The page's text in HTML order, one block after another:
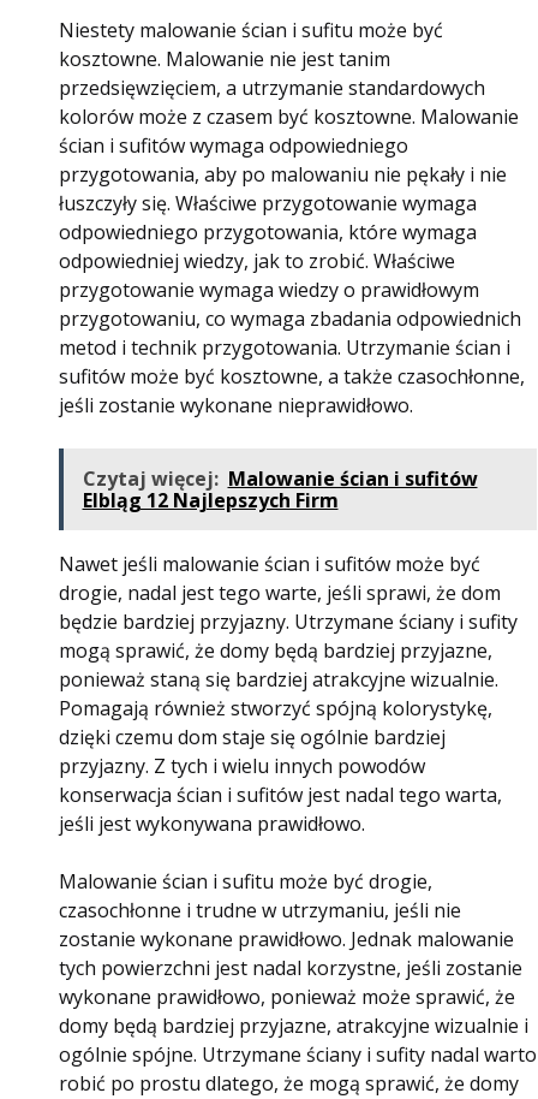
Niestety malowanie ścian i sufitu może być
kosztowne. Malowanie nie jest tanim
przedsięwzięciem, a utrzymanie standardowych
kolorów może z czasem być kosztowne. Malowanie
ścian i sufitów wymaga odpowiedniego
przygotowania, aby po malowaniu nie pękały i nie
łuszczyły się. Właściwe przygotowanie wymaga
odpowiedniego przygotowania, które wymaga
odpowiedniej wiedzy, jak to zrobić. Właściwe
przygotowanie wymaga wiedzy o prawidłowym
przygotowaniu, co wymaga zbadania odpowiednich
metod i technik przygotowania. Utrzymanie ścian i
sufitów może być kosztowne, a także czasochłonne,
jeśli zostanie wykonane nieprawidłowo.
Czytaj więcej: Malowanie ścian i sufitów
Elbląg 12 Najlepszych Firm
Nawet jeśli malowanie ścian i sufitów może być
drogie, nadal jest tego warte, jeśli sprawi, że dom
będzie bardziej przyjazny. Utrzymane ściany i sufity
mogą sprawić, że domy będą bardziej przyjazne,
ponieważ staną się bardziej atrakcyjne wizualnie.
Pomagają również stworzyć spójną kolorystykę,
dzięki czemu dom staje się ogólnie bardziej
przyjazny. Z tych i wielu innych powodów
konserwacja ścian i sufitów jest nadal tego warta,
jeśli jest wykonywana prawidłowo.
Malowanie ścian i sufitu może być drogie,
czasochłonne i trudne w utrzymaniu, jeśli nie
zostanie wykonane prawidłowo. Jednak malowanie
tych powierzchni jest nadal korzystne, jeśli zostanie
wykonane prawidłowo, ponieważ może sprawić, że
domy będą bardziej przyjazne, atrakcyjne wizualnie i
ogólnie spójne. Utrzymane ściany i sufity nadal warto
robić po prostu dlatego, że mogą sprawić, że domy